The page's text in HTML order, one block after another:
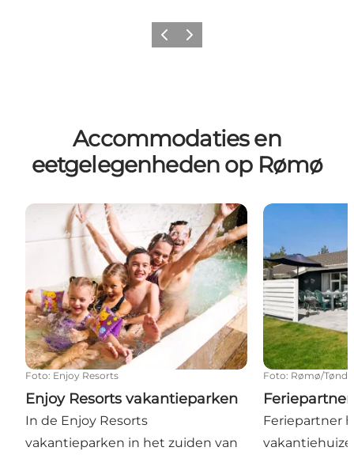
Vorige Volgende
Accommodaties en
eetgelegenheden op Rømø
Enjoy Resorts vakantieparken
Foto: Enjoy Resorts
Enjoy Resorts vakantieparken
In de Enjoy Resorts
vakantieparken in het zuiden van
Feriepartner
Foto: Rømø/
Feriepartner